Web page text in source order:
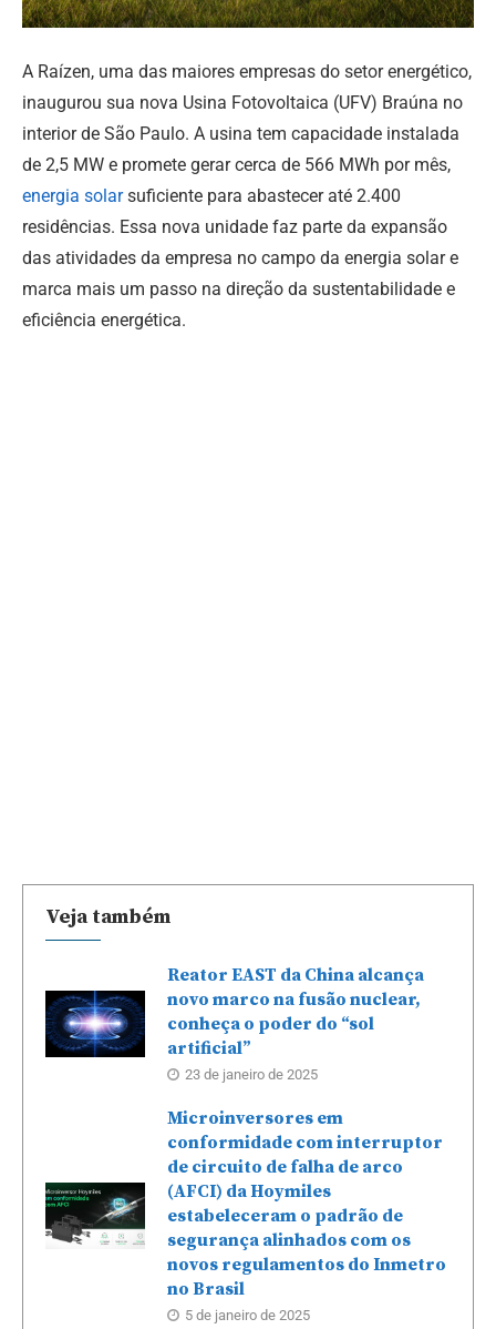
A Raízen, uma das maiores empresas do setor energético,
inaugurou sua nova Usina Fotovoltaica (UFV) Braúna no
interior de São Paulo. A usina tem capacidade instalada
de 2,5 MW e promete gerar cerca de 566 MWh por mês,
energia solarsuficiente para abastecer até 2.400
residências. Essa nova unidade faz parte da expansão
das atividades da empresa no campo da energia solar e
marca mais um passo na direção da sustentabilidade e
eficiência energética.
Veja também
Reator EAST da China alcança
novo marco na fusão nuclear,
conheça o poder do “sol
artificial”
23 de janeiro de 2025
Microinversores em
conformidade com interruptor
de circuito de falha de arco
(AFCI) da Hoymiles
estabeleceram o padrão de
segurança alinhados com os
novos regulamentos do Inmetro
no Brasil
5 de janeiro de 2025